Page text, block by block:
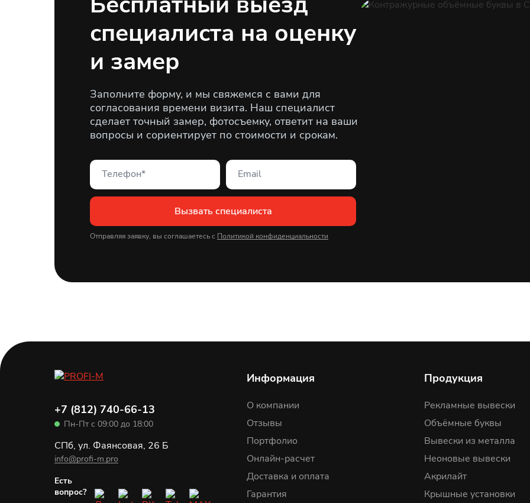
специалиста на оценку
и замер
Заполните форму, и мы свяжемся с вами для
согласования времени визита. Наш специалист
сделает точный замер, фотосъемку, ответит на ваши
вопросы и сориентирует по стоимости и срокам.
Вызвать специалиста
Отправляя заявку, вы соглашаетесь с Политикой конфиденциальности
+7 (812) 740-66-13
Пн-Пт с 09:00 до 18:00
СПб, ул. Фаянсовая, 26 Б
info@profi-m.pro
Есть
вопрос?
Информация
О компании
Отзывы
Портфолио
Онлайн-расчет
Доставка и оплата
Гарантия
Продукция
Рекламные вывески
Объёмные буквы
Вывески из металла
Неоновые вывески
Акрилайт
Крышные установки